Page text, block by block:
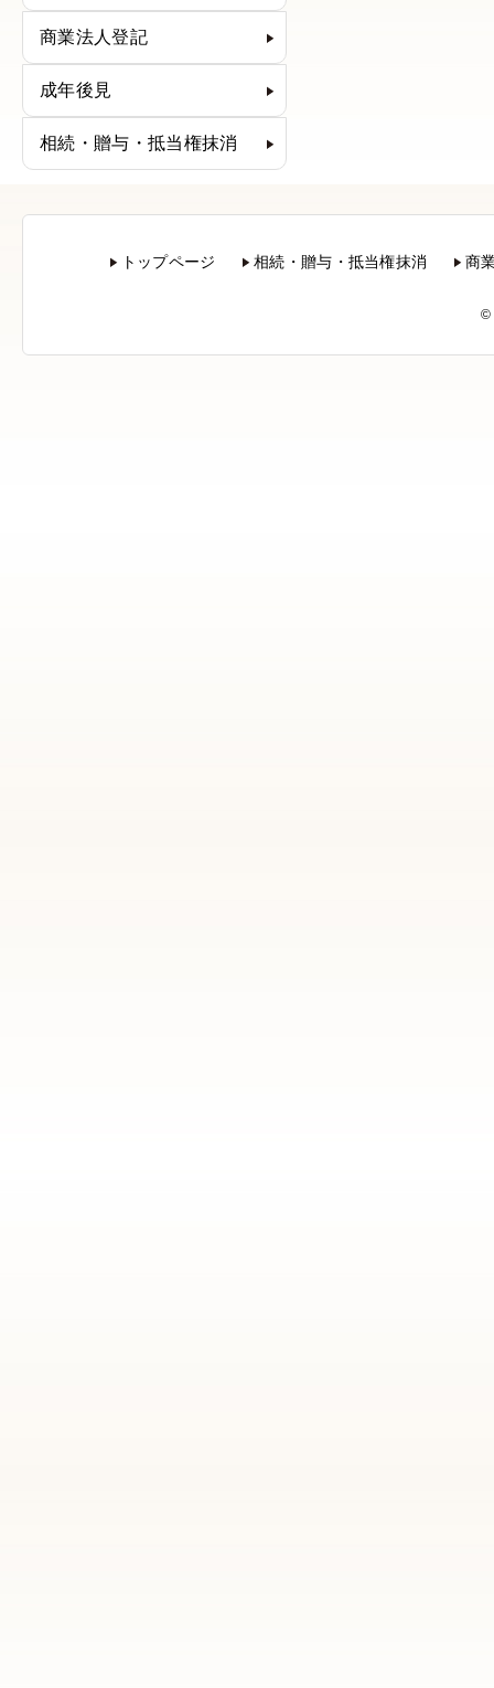
商業法人登記
成年後見
相続・贈与・抵当権抹消
トップページ 相続・贈与・抵当権抹消 商
©